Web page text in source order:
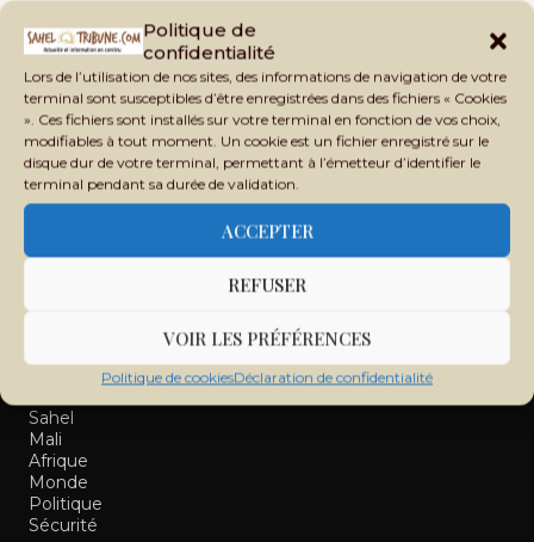
Politique de
confidentialité
Lors de l’utilisation de nos sites, des informations de navigation de votre
terminal sont susceptibles d’être enregistrées dans des fichiers « Cookies
». Ces fichiers sont installés sur votre terminal en fonction de vos choix,
modifiables à tout moment. Un cookie est un fichier enregistré sur le
disque dur de votre terminal, permettant à l’émetteur d’identifier le
terminal pendant sa durée de validation.
ACCEPTER
REFUSER
VOIR LES PRÉFÉRENCES
Politique de cookiesDéclaration de confidentialité
TRIBUNE
RUBRIQUES
Sahel
Mali
Afrique
Monde
Politique
Sécurité